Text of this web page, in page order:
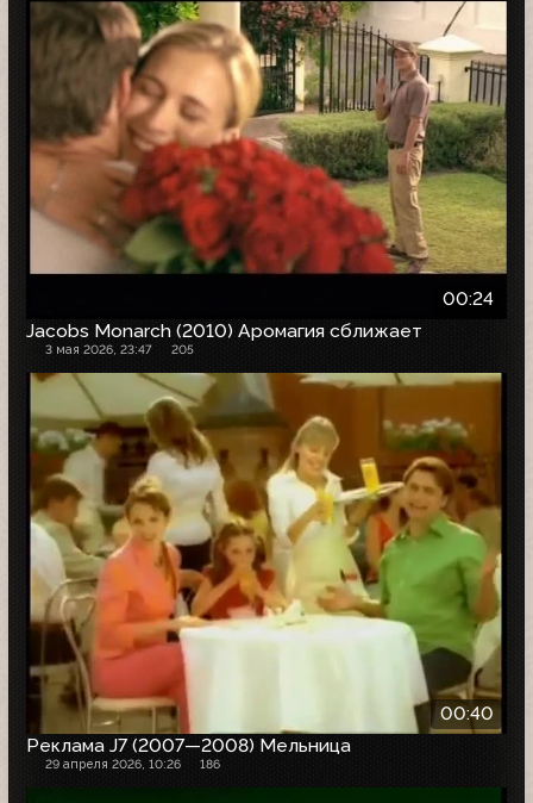
00:24
Jacobs Monarch (2010) Аромагия сближает
3 мая 2026, 23:47 205
00:40
Реклама J7 (2007—2008) Мельница
29 апреля 2026, 10:26 186